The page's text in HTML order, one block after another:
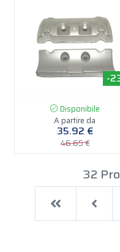
-
Disponibile
A partire da
35.92 €
46.65 €
32
First